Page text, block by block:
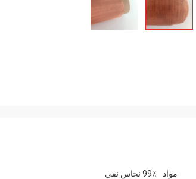
مواد 99٪ نحاس نقي